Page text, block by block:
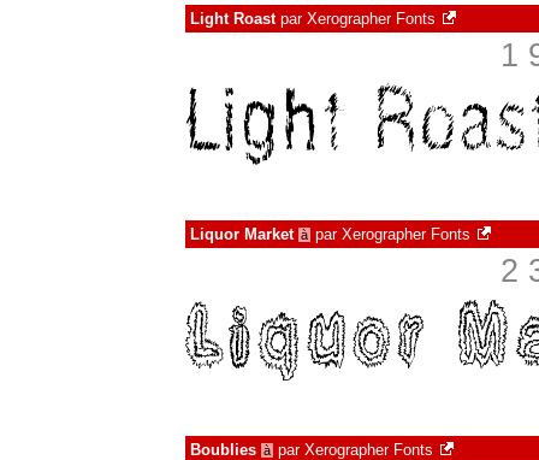
Light Roastpar Xerographer Fonts
1
Liquor Market à par Xerographer Fonts
2
Boublies à par Xerographer Fonts